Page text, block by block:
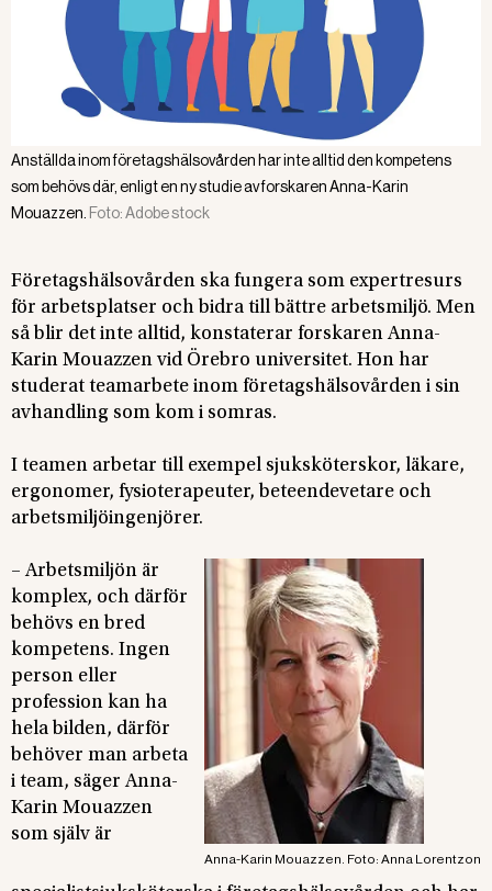
Anställda inom företagshälsovården har inte alltid den kompetens
som behövs där, enligt en ny studie av forskaren Anna-Karin
Mouazzen. Foto:Adobe stock
Företagshälsovården ska fungera som expertresurs
för arbetsplatser och bidra till bättre arbetsmiljö. Men
så blir det inte alltid, konstaterar forskaren Anna-
Karin Mouazzen vid Örebro universitet. Hon har
studerat teamarbete inom företagshälsovården i sin
avhandling som kom i somras.
I teamen arbetar till exempel sjuksköterskor, läkare,
ergonomer, fysioterapeuter, beteendevetare och
arbetsmiljöingenjörer.
Anna-Karin Mouazzen. Foto: Anna Lorentzon
– Arbetsmiljön är
komplex, och därför
behövs en bred
kompetens. Ingen
person eller
profession kan ha
hela bilden, därför
behöver man arbeta
i team, säger Anna-
Karin Mouazzen
som själv är